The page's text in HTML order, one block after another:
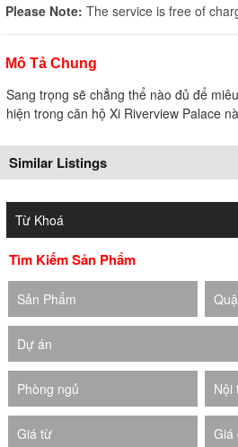
Please Note: The service is free of
Mô Tả Chung
Sang trọng sẽ chẳng thể nào đủ để
hiện trong căn hộ Xi Riverview Palace
Similar Listings
Tìm Kiếm Sản Phẩm
Sản Phẩm
Dự án
Phòng ngủ Nội
Giá từ Giá